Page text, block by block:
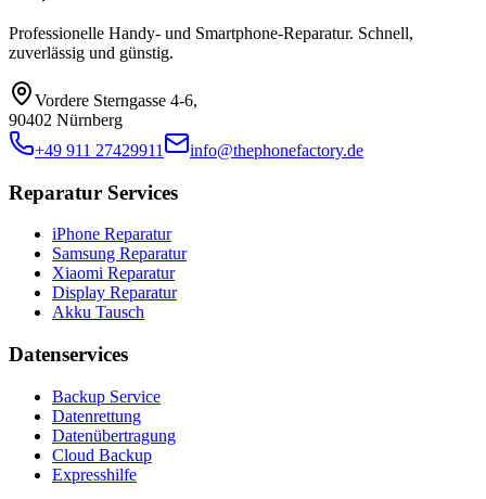
Professionelle Handy- und Smartphone-Reparatur. Schnell,
zuverlässig und günstig.
Vordere Sterngasse 4-6,
90402 Nürnberg
+49 911 27429911
info@thephonefactory.de
Reparatur Services
iPhone Reparatur
Samsung Reparatur
Xiaomi Reparatur
Display Reparatur
Akku Tausch
Datenservices
Backup Service
Datenrettung
Datenübertragung
Cloud Backup
Expresshilfe